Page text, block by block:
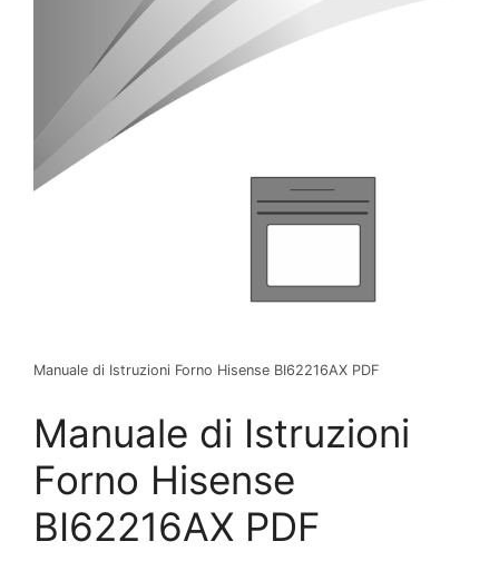
Manuale di Istruzioni Forno Hisense BI62216AX PDF
Manuale di Istruzioni
Forno Hisense
BI62216AX PDF